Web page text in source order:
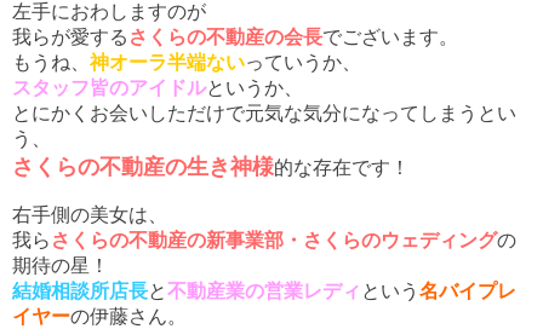
左手におわしますのが
我らが愛する さくらの不動産の会長でございます。
もうね、神オーラ半端ないっていうか、
スタッフ皆のアイドルというか、
とにかくお会いしただけで元気な気分になってしまうとい
う、
さくらの不動産の生き神様的な存在です！
右手側の美女は、
我ら さくらの不動産の新事業部・さくらのウェディングの
期待の星！
結婚相談所店長と不動産業の営業レディ という 名バイプレ
イヤーの伊藤さん。